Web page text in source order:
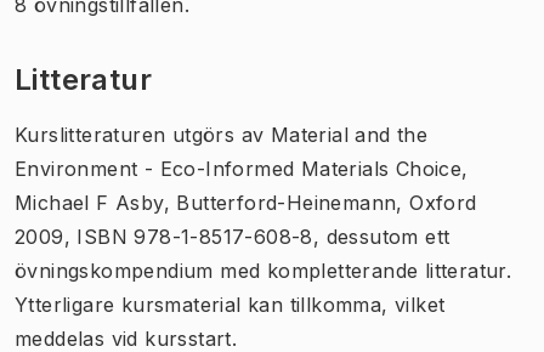
Litteratur
Kurslitteraturen utgörs av Material and the
Environment - Eco-Informed Materials Choice,
Michael F Asby, Butterford-Heinemann, Oxford
2009, ISBN 978-1-8517-608-8, dessutom ett
övningskompendium med kompletterande litteratur.
Ytterligare kursmaterial kan tillkomma, vilket
meddelas vid kursstart.